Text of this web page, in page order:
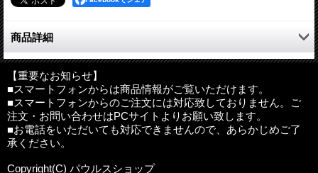
商品詳細
クリスマスを迎えるための定番アイテムのひとつ。
グリーティングカードタイプのアドベントカレンダーです。
毎日、開ける行為が楽しいので、アドベントカードを一足早く、
もうひとつのクリスマスプレゼントにする方も多いそうです。
サイズ：約18cm×13cm（カード）、約20cm×14cm（封筒）
その他：封筒付き（赤）
輸入国：北アイルランド
【重要なお知らせ】
■スマートフォンからは商品情報がご覧いただけます。
■スマートフォンからのご注文には対応致しておりません。ご
注文・お問い合わせはPCサイトよりお願い致します。
■お電話をいただいても対応できませんので、あらかじめご了
承ください。
Copyright(C) パウルスショップ